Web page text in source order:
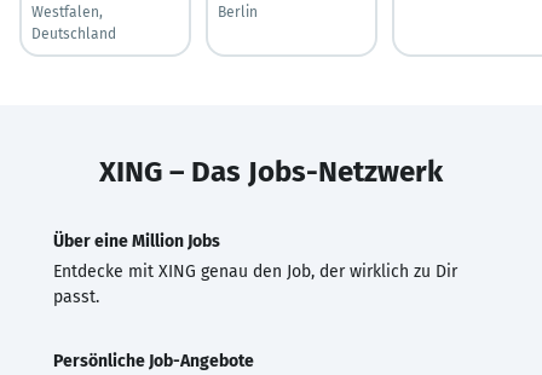
Westfalen,
Deutschland
Berlin
XING – Das Jobs-Netzwerk
Über eine Million Jobs
Entdecke mit XING genau den Job, der wirklich zu Dir
passt.
Persönliche Job-Angebote